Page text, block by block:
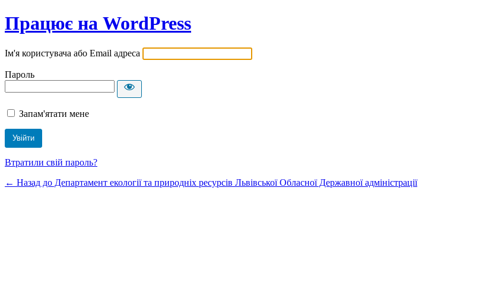
Працює на WordPress
Ім'я користувача або Email адреса
Пароль
Запам'ятати мене
Втратили свій пароль?
← Назад до Департамент екології та природніх ресурсів Львівської Обласної Державної адміністрації